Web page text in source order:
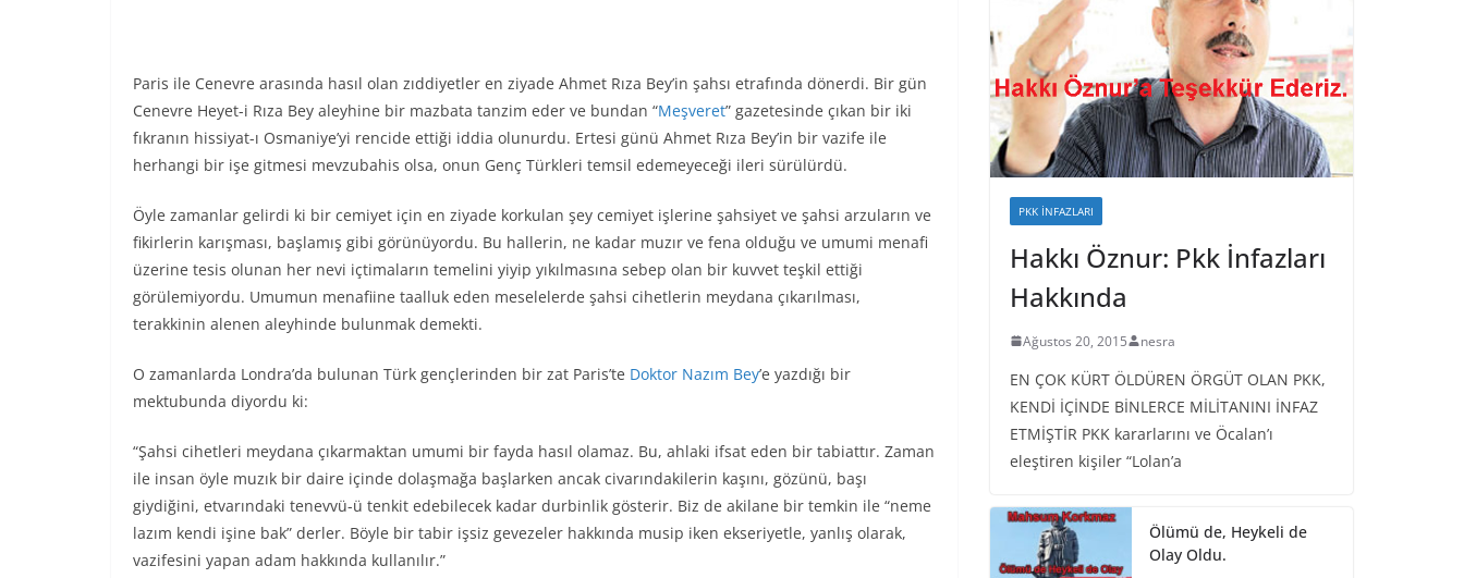
Paris ile Cenevre arasında hasıl olan zıddiyetler en ziyade Ahmet Rıza Bey’in şahsı etrafında dönerdi. Bir gün
Cenevre Heyet-i Rıza Bey aleyhine bir mazbata tanzim eder ve bundan “Meşveret” gazetesinde çıkan bir iki
fıkranın hissiyat-ı Osmaniye’yi rencide ettiği iddia olunurdu. Ertesi günü Ahmet Rıza Bey’in bir vazife ile
herhangi bir işe gitmesi mevzubahis olsa, onun Genç Türkleri temsil edemeyeceği ileri sürülürdü.
Öyle zamanlar gelirdi ki bir cemiyet için en ziyade korkulan şey cemiyet işlerine şahsiyet ve şahsi arzuların ve
fikirlerin karışması, başlamış gibi görünüyordu. Bu hallerin, ne kadar muzır ve fena olduğu ve umumi menafi
üzerine tesis olunan her nevi içtimaların temelini yiyip yıkılmasına sebep olan bir kuvvet teşkil ettiği
görülemiyordu. Umumun menafiine taalluk eden meselelerde şahsi cihetlerin meydana çıkarılması,
terakkinin alenen aleyhinde bulunmak demekti.
O zamanlarda Londra’da bulunan Türk gençlerinden bir zat Paris’te Doktor Nazım Bey’e yazdığı bir
mektubunda diyordu ki:
“Şahsi cihetleri meydana çıkarmaktan umumi bir fayda hasıl olamaz. Bu, ahlaki ifsat eden bir tabiattır. Zaman
ile insan öyle muzık bir daire içinde dolaşmağa başlarken ancak civarındakilerin kaşını, gözünü, başı
giydiğini, etvarındaki tenevvü-ü tenkit edebilecek kadar durbinlik gösterir. Biz de akilane bir temkin ile “neme
lazım kendi işine bak” derler. Böyle bir tabir işsiz gevezeler hakkında musip iken ekseriyetle, yanlış olarak,
vazifesini yapan adam hakkında kullanılır.”
PKK İNFAZLARI
Hakkı Öznur: Pkk İnfazları
Hakkında
Ağustos 20, 2015 nesra
EN ÇOK KÜRT ÖLDÜREN ÖRGÜT OLAN PKK,
KENDİ İÇİNDE BİNLERCE MİLİTANINI İNFAZ
ETMİŞTİR PKK kararlarını ve Öcalan’ı
eleştiren kişiler “Lolan’a
Ölümü de, Heykeli de
Olay Oldu.